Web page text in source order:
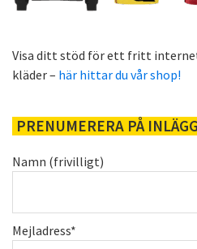
Visa ditt stöd för ett fritt
kläder – här hittar du vår shop!
PRENUMERERA PÅ INLÄGG
Namn (frivilligt)
Mejladress*